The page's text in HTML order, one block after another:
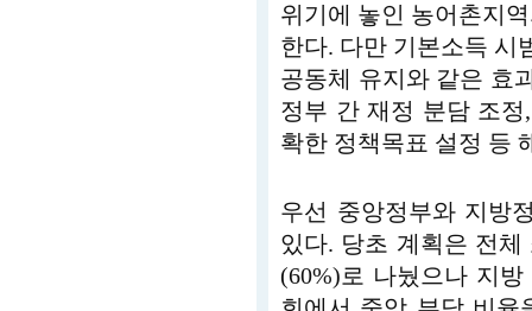
위기에 놓인 농어촌지
한다. 다만 기본소득 시
공동체 유지와 같은 효
정부 간 재정 분담 조
확한 정책목표 설정 등
우선 중앙정부와 지방
있다. 당초 계획은 전
(60%)로 나눴으나 지